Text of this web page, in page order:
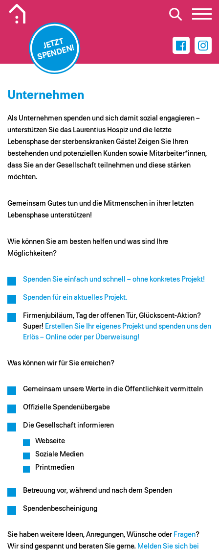
JETZT
SPENDEN!
Unternehmen
Als Unternehmen spenden und sich damit sozial engagieren –
unterstützen Sie das Laurentius Hospiz und die letzte
Lebensphase der sterbenskranken Gäste! Zeigen Sie Ihren
bestehenden und potenziellen Kunden sowie Mitarbeiter*innen,
dass Sie an der Gesellschaft teilnehmen und diese stärken
möchten.
Gemeinsam Gutes tun und die Mitmenschen in ihrer letzten
Lebensphase unterstützen!
Wie können Sie am besten helfen und was sind Ihre
Möglichkeiten?
Spenden Sie einfach und schnell – ohne konkretes Projekt!
Spenden für ein aktuelles Projekt.
Firmenjubiläum, Tag der offenen Tür, Glückscent-Aktion?
Super! Erstellen Sie Ihr eigenes Projekt und spenden uns den
Erlös – Online oder per Überweisung!
Was können wir für Sie erreichen?
Gemeinsam unsere Werte in die Öffentlichkeit vermitteln
Offizielle Spendenübergabe
Die Gesellschaft informieren
Webseite
Soziale Medien
Printmedien
Betreuung vor, während und nach dem Spenden
Spendenbescheinigung
Sie haben weitere Ideen, Anregungen, Wünsche oder Fragen?
Wir sind gespannt und beraten Sie gerne. Melden Sie sich bei
Mobiles Logo des Laurentius Hospiz in Falkenburg